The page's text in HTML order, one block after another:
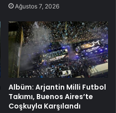
Ağustos 7, 2026
Albüm: Arjantin Milli Futbol
Takımı, Buenos Aires’te
Coşkuyla Karşılandı